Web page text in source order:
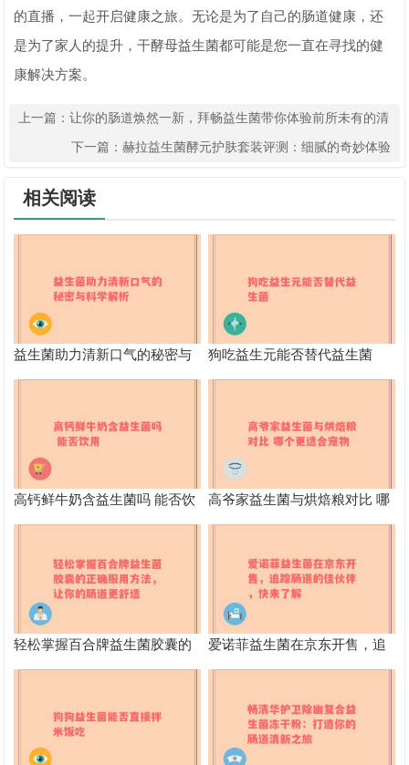
的直播，一起开启健康之旅。无论是为了自己的肠道健康，还
是为了家人的提升，干酵母益生菌都可能是您一直在寻找的健
康解决方案。
上一篇：让你的肠道焕然一新，拜畅益生菌带你体验前所未有的清
下一篇： 赫拉益生菌酵元护肤套装评测：细腻的奇妙体验
相关阅读
益生菌助力清新口气的秘密与
科学解析
狗吃益生元能否替代益生菌
高钙鲜牛奶含益生菌吗 能否饮
用
高爷家益生菌与烘焙粮对比 哪
个更适合宠物
轻松掌握百合牌益生菌胶囊的
正确服用方法，让你的肠道更
爱诺菲益生菌在京东开售，追
踪肠道的佳伙伴，快来了解